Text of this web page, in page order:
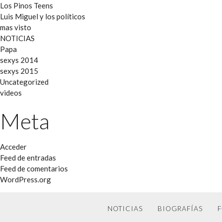
Los Pinos Teens
Luis Miguel y los políticos
mas visto
NOTICIAS
Papa
sexys 2014
sexys 2015
Uncategorized
videos
Meta
Acceder
Feed de entradas
Feed de comentarios
WordPress.org
NOTICIAS BIOGRAFÍAS